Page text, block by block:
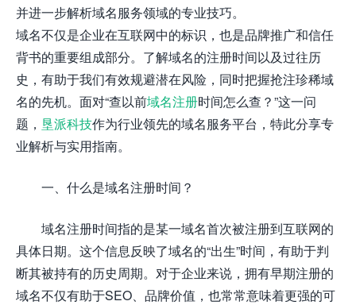
并进一步解析域名服务领域的专业技巧。
域名不仅是企业在互联网中的标识，也是品牌推广和信任
背书的重要组成部分。了解域名的注册时间以及过往历
史，有助于我们有效规避潜在风险，同时把握抢注珍稀域
名的先机。面对“查以前域名注册时间怎么查？”这一问
题， 垦派科技作为行业领先的域名服务平台，特此分享专
业解析与实用指南。
一、什么是域名注册时间？
域名注册时间指的是某一域名首次被注册到互联网的
具体日期。这个信息反映了域名的“出生”时间，有助于判
断其被持有的历史周期。对于企业来说，拥有早期注册的
域名不仅有助于SEO、品牌价值，也常常意味着更强的可